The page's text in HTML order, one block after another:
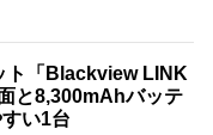
ト「Blackview LINK
と8,300mAhバッテ
い1台